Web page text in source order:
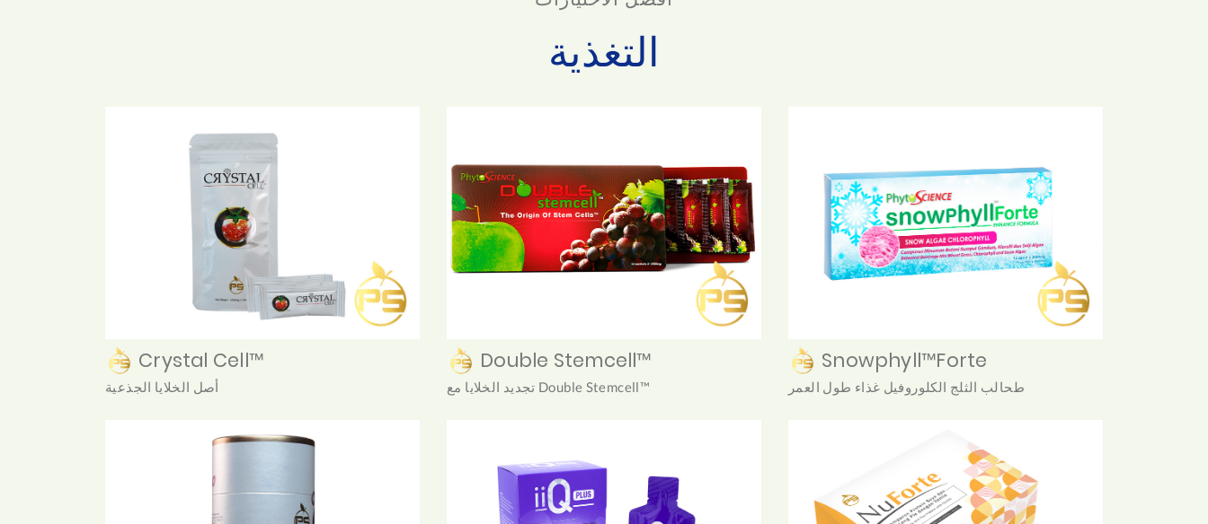
التغذية
Crystal Cell™
أصل الخلايا الجذعية
Double Stemcell™
تجديد الخلايا مع Double Stemcell™
Snowphyll™Forte
طحالب الثلج الكلوروفيل غذاء طول العمر